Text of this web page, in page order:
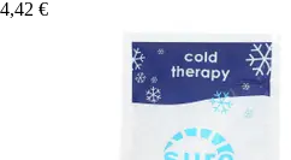
4,42 €